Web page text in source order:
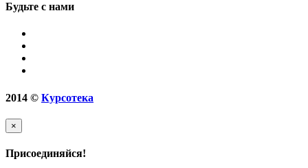
Будьте с нами
2014 © Курсотека
×
Присоединяйся!